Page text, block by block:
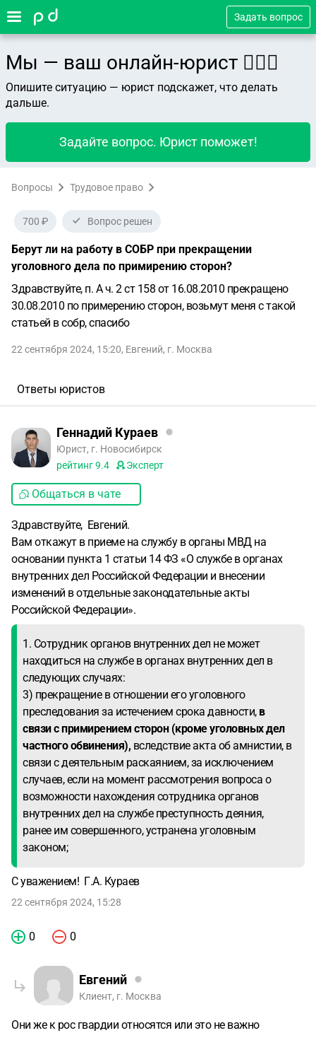
Задать вопрос
Мы — ваш онлайн-юрист 👨🏻‍⚖️
Опишите ситуацию — юрист подскажет, что делать
дальше.
Задайте вопрос. Юрист поможет!
Вопросы Трудовое право
700 ₽ Вопрос решен
Берут ли на работу в СОБР при прекращении
уголовного дела по примирению сторон?
Здравствуйте, п. А ч. 2 ст 158 от 16.08.2010 прекращено
30.08.2010 по примерению сторон, возьмут меня с такой
статьей в собр, спасибо
22 сентября 2024, 15:20, Евгений, г. Москва
Ответы юристов
Геннадий Кураев
Юрист, г. Новосибирск
рейтинг9.4 Эксперт
Общаться в чате
Здравствуйте, Евгений.
Вам откажут в приеме на службу в органы МВД на
основании пункта 1 статьи 14 ФЗ «О службе в органах
внутренних дел Российской Федерации и внесении
изменений в отдельные законодательные акты
Российской Федерации».
1. Сотрудник органов внутренних дел не может
находиться на службе в органах внутренних дел в
следующих случаях:
3) прекращение в отношении его уголовного
преследования за истечением срока давности, в
связи с примирением сторон (кроме уголовных дел
частного обвинения), вследствие акта об амнистии, в
связи с деятельным раскаянием, за исключением
случаев, если на момент рассмотрения вопроса о
возможности нахождения сотрудника органов
внутренних дел на службе преступность деяния,
ранее им совершенного, устранена уголовным
законом;
С уважением! Г.А. Кураев
22 сентября 2024, 15:28
0 0
Евгений
Клиент, г. Москва
Они же к рос гвардии относятся или это не важно